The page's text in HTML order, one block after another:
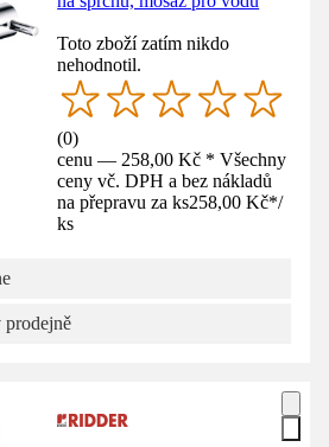
Toto zboží zatím nikdo
nehodnotil.
(0)
cenu — 258,00 Kč * Všechny
ceny vč. DPH a bez nákladů
na přepravu za ks258,00 Kč*/
ks
prodejně